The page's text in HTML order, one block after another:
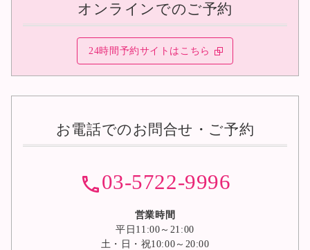
オンラインでのご予約
24時間予約サイトはこちら
お電話でのお問合せ・ご予約
03-5722-9996
営業時間
平日11:00～21:00
土・日・祝10:00～20:00